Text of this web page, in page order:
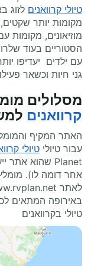
טיולי קרוואנים לזוג
מקומות יותר
מוזיאונים, מקומות
הסטוריים בעוד
עם ילדים יעדיפו
גני חיות וכשאר
מסלולים
קרוואנים
האתר המקיף
עבור טיולי טיולי
Planet שהוא אתר
אחר דומה לו).
לאתר
באירופה המתאים
טיולי בקרוואנים